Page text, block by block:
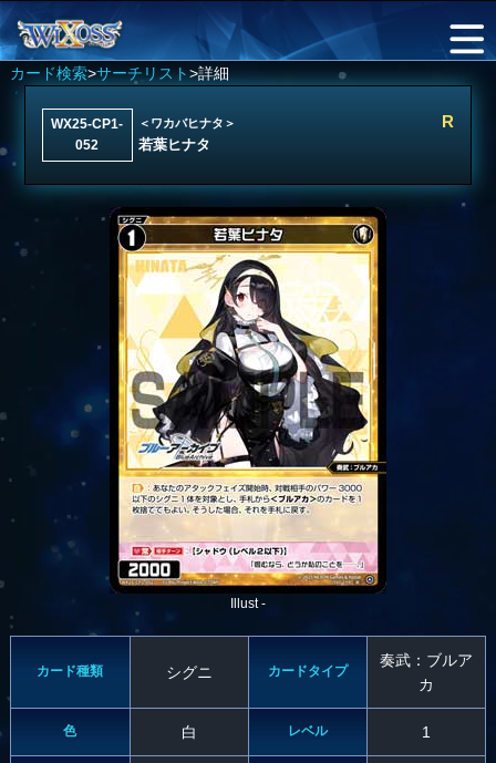
カード検索>サーチリスト>詳細
WX25-CP1-
052
＜ワカバヒナタ＞
若葉ヒナタ
R
Illust -
カード種類 シグニ カードタイプ
奏武：ブルア
カ
色 白 レベル 1